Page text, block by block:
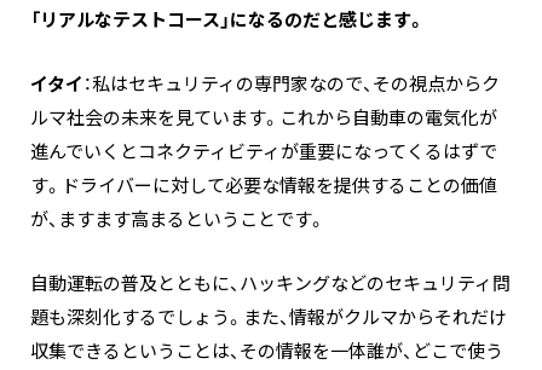
「リアルなテストコース」になるのだと感じます。
イタイ ：私はセキュリティの専門家なので、その視点からク
ルマ社会の未来を見ています。これから自動車の電気化が
進んでいくとコネクティビティが重要になってくるはずで
す。ドライバーに対して必要な情報を提供することの価値
が、ますます高まるということです。
自動運転の普及とともに、ハッキングなどのセキュリティ問
題も深刻化するでしょう。また、情報がクルマからそれだけ
収集できるということは、その情報を一体誰が、どこで使う